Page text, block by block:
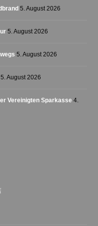
5. August 2026
5. August 2026
5. August 2026
5. August 2026
Vereinigten Sparkasse 4.